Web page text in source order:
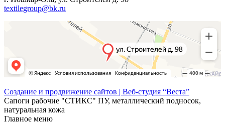
textilegroup@bk.ru
Создание и продвижение сайтов | Веб-студия “Веста”
Сапоги рабочие "СТИКС" ПУ, металлический подносок,
натуральная кожа
Главное меню